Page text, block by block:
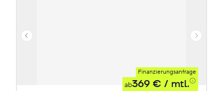
Finanzierungsanfrage
ab369 € / mtl.